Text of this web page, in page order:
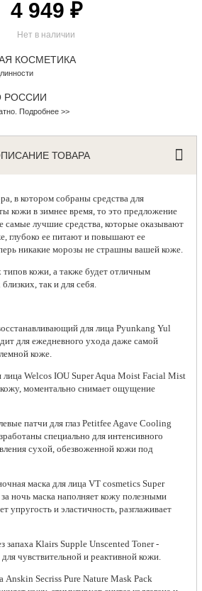
Нет в наличии
4 949 ₽
КОСМЕТИКА
РОССИИ
Подробнее >>
ТОВАРА
, в котором собраны средства для
кожи в зимнее время, то это предложение
самые лучшие средства, которые оказывают
глубоко ее питают и повышают ее
никакие морозы не страшны вашей коже.
типов кожи, а также будет отличным
так и для себя.
для лица Pyunkang Yul
для ежедневного ухода даже самой
коже.
Welcos IOU Super Aqua Moist Facial Mist
кожу, моментально снимает ощущение
патчи для глаз Petitfee Agave Cooling
специально для интенсивного
сухой, обезвоженной кожи под
маска для лица VT cosmetics Super
ночь маска наполняет кожу полезными
упругость и эластичность, разглаживает
запаха Klairs Supple Unscented Toner -
чувствительной и реактивной кожи.
Anskin Secriss Pure Nature Mask Pack